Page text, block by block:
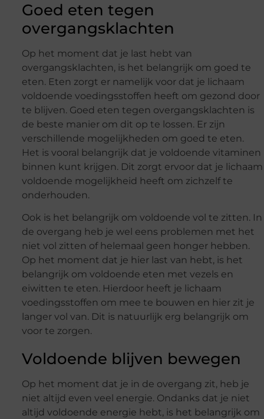
Goed eten tegen
overgangsklachten
Op het moment dat je last hebt van
overgangsklachten, is het belangrijk om goed te
eten. Eten zorgt er namelijk voor dat je lichaam
voldoende voedingsstoffen heeft om gezond door
te blijven. Goed eten tegen overgangsklachten is
de beste manier om dit op te lossen. Er zijn
verschillende mogelijkheden om goed te eten.
Het is vooral belangrijk dat je voldoende vitaminen
binnen kunt krijgen. Dit zorgt ervoor dat je lichaam
voldoende mogelijkheid heeft om zichzelf te
onderhouden.
Ook is het belangrijk om voldoende vol te zitten. In
de overgang heb je wel eens problemen met het
niet vol zitten of helemaal geen honger hebben.
Op het moment dat je hier last van hebt, is het
belangrijk om voldoende eten met vezels en
eiwitten te eten. Hierdoor heeft je lichaam
voedingsstoffen om mee te bouwen en hier zit je
langer vol van. Dit is natuurlijk erg belangrijk om
voor te zorgen.
Voldoende blijven bewegen
Op het moment dat je in de overgang zit, heb je
niet altijd even veel energie. Ondanks dat je niet
altijd voldoende energie hebt, is het belangrijk om